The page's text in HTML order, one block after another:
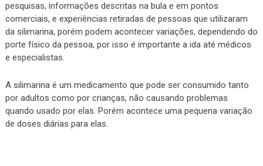
pesquisas, informações descritas na bula e em pontos
comerciais, e experiências retiradas de pessoas que utilizaram
da silimarina, porém podem acontecer variações, dependendo do
porte físico da pessoa, por isso é importante a ida até médicos
e especialistas.
A silimarina é um medicamento que pode ser consumido tanto
por adultos como por crianças, não causando problemas
quando usado por elas. Porém acontece uma pequena variação
de doses diárias para elas.